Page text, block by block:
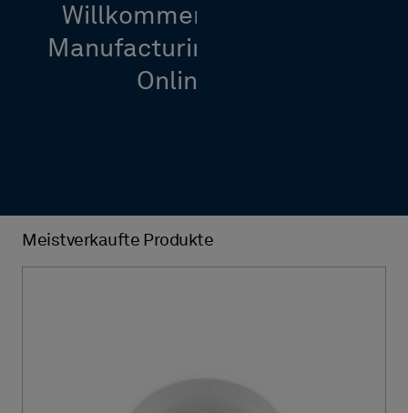
Willkommen im Hexagon
Manufacturing Intelligence
Online Shop
Meistverkaufte Produkte